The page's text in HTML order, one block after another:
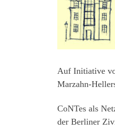
Auf Initiative
Marzahn-
CoNTes als
der Berliner